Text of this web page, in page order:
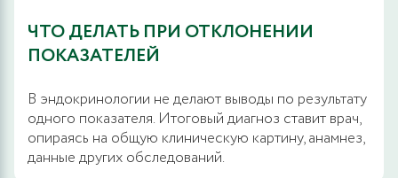
ЧТО ДЕЛАТЬ ПРИ ОТКЛОНЕНИИ
ПОКАЗАТЕЛЕЙ
В эндокринологии не делают выводы по результату
одного показателя. Итоговый диагноз ставит врач,
опираясь на общую клиническую картину, анамнез,
данные других обследований.